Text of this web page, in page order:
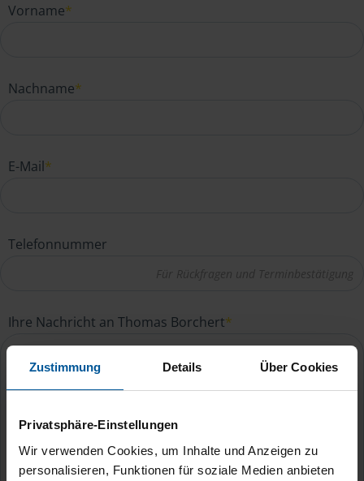
Zustimmung Details Über Cookies
Privatsphäre-Einstellungen
Wir verwenden Cookies, um Inhalte und Anzeigen zu
personalisieren, Funktionen für soziale Medien anbieten
Vorname*
Nachname*
E-Mail*
Telefonnummer
Ihre Nachricht an Thomas Borchert*